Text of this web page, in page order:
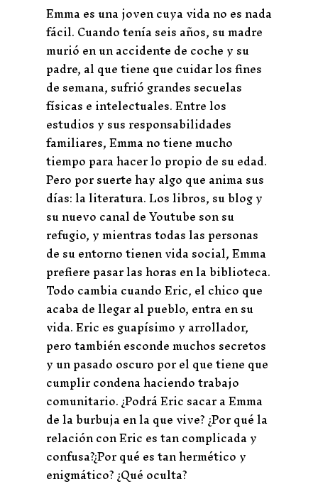
Emma es una joven cuya vida no es nada
fácil. Cuando tenía seis años, su madre
murió en un accidente de coche y su
padre, al que tiene que cuidar los fines
de semana, sufrió grandes secuelas
físicas e intelectuales. Entre los
estudios y sus responsabilidades
familiares, Emma no tiene mucho
tiempo para hacer lo propio de su edad.
Pero por suerte hay algo que anima sus
días: la literatura. Los libros, su blog y
su nuevo canal de Youtube son su
refugio, y mientras todas las personas
de su entorno tienen vida social, Emma
prefiere pasar las horas en la biblioteca.
Todo cambia cuando Eric, el chico que
acaba de llegar al pueblo, entra en su
vida. Eric es guapísimo y arrollador,
pero también esconde muchos secretos
y un pasado oscuro por el que tiene que
cumplir condena haciendo trabajo
comunitario. ¿Podrá Eric sacar a Emma
de la burbuja en la que vive? ¿Por qué la
relación con Eric es tan complicada y
confusa?¿Por qué es tan hermético y
enigmático? ¿Qué oculta?